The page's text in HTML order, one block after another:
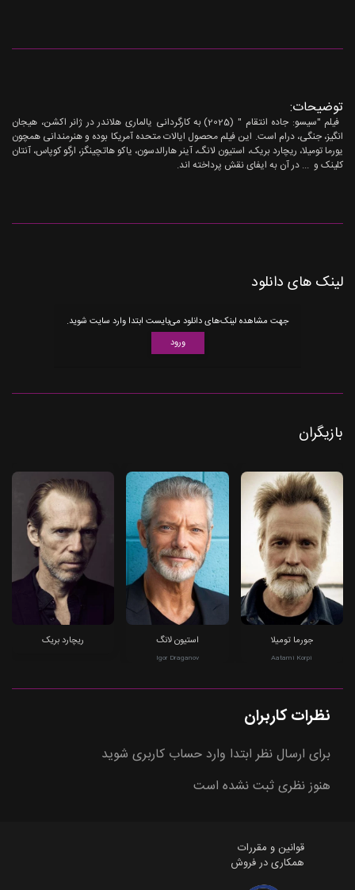
توضیحات:
فیلم "سیسو: جاده انتقام " (2025) به کارگردانی یالماری هلاندر در ژانر اکشن، هیجان
انگیز، جنگی، درام است. این فیلم محصول ایالات متحده آمریکا بوده و هنرمندانی همچون
یورما تومیلا، ریچارد بریک، استیون لانگ، آینر هارالدسون، یاکو هاتچینگز، ارگو کوپاس، آنتان
کلینک و ... در آن به ایفای نقش پرداخته اند.
لینک های دانلود
جهت مشاهده لینک‌های دانلود می‌بایست ابتدا وارد سایت شوید.
ورود
بازیگران
جورما تومیلا
Aatami Korpi
استیون لانگ
Igor Draganov
ریچارد بریک
نظرات کاربران
برای ارسال نظر ابتدا وارد حساب کاربری شوید
هنوز نظری ثبت نشده است
قوانین و مقررات
همکاری در فروش